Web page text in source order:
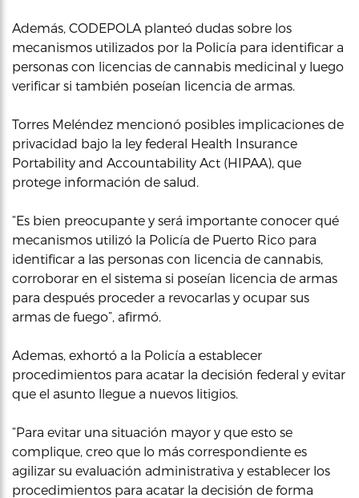
Además, CODEPOLA planteó dudas sobre los
mecanismos utilizados por la Policía para identificar a
personas con licencias de cannabis medicinal y luego
verificar si también poseían licencia de armas.
Torres Meléndez mencionó posibles implicaciones de
privacidad bajo la ley federal Health Insurance
Portability and Accountability Act (HIPAA), que
protege información de salud.
“Es bien preocupante y será importante conocer qué
mecanismos utilizó la Policía de Puerto Rico para
identificar a las personas con licencia de cannabis,
corroborar en el sistema si poseían licencia de armas
para después proceder a revocarlas y ocupar sus
armas de fuego”, afirmó.
Ademas, exhortó a la Policía a establecer
procedimientos para acatar la decisión federal y evitar
que el asunto llegue a nuevos litigios.
“Para evitar una situación mayor y que esto se
complique, creo que lo más correspondiente es
agilizar su evaluación administrativa y establecer los
procedimientos para acatar la decisión de forma